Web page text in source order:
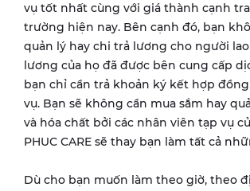
vụ tốt nhất cùng với giá thành cạnh
trường hiện nay. Bên cạnh đó, bạn
quản lý hay chi trả lương cho người
lương của họ đã được bên cung cấp
bạn chỉ cần trả khoản ký kết hợp
vụ. Bạn sẽ không cần mua sắm hay
và hóa chất bởi các nhân viên tạp vụ
PHUC CARE sẽ thay bạn làm tất cả
Dù cho bạn muốn làm theo giờ, theo